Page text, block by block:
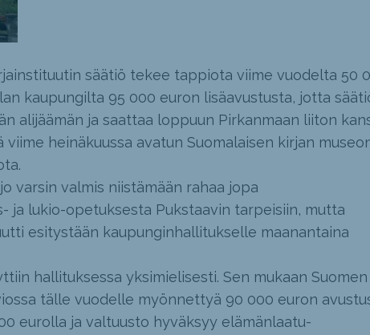
säätiö tekee tappiota viime vuodelta 50
kaupungilta 95 000 euron lisäavustusta, jotta
alijäämän ja saattaa loppuun Pirkanmaan liiton
heinäkuussa avatun Suomalaisen kirjan
varsin valmis niistämään rahaa jopa
ja lukio-opetuksesta Pukstaavin tarpeisiin, mutta
esitystään kaupunginhallitukselle maanantaina
hallituksessa yksimielisesti. Sen mukaan Suomen
tälle vuodelle myönnettyä 90 000 euron
eurolla ja valtuusto hyväksyy elämänlaatu-